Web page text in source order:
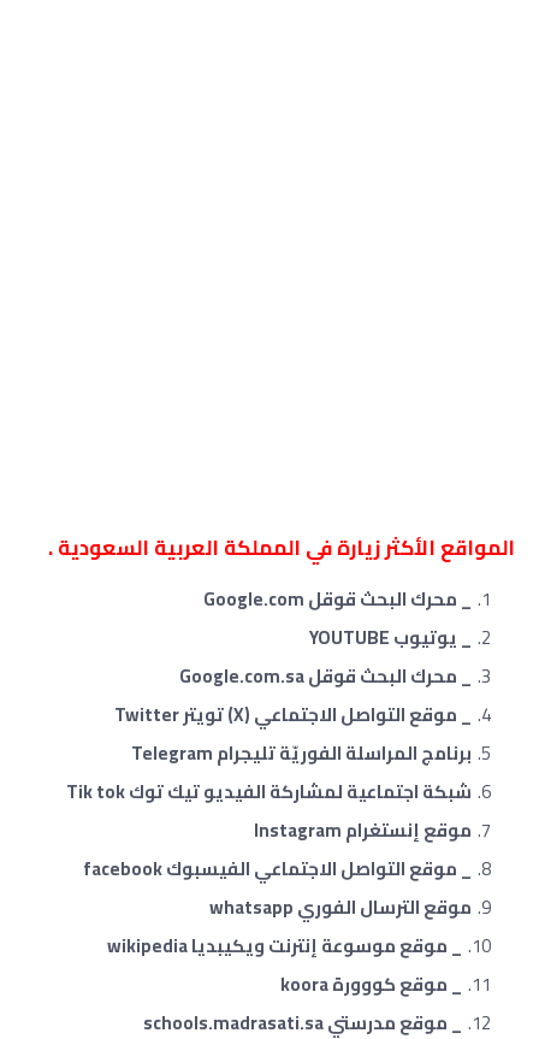
المواقع الأكثر زيارة في المملكة العربية السعودية .
_ محرك البحث قوقل Google.com
_ يوتيوب YOUTUBE
_ محرك البحث قوقل Google.com.sa
_ موقع التواصل الاجتماعي (X) تويتر Twitter
برنامج المراسلة الفوريّة تليجرام Telegram
شبكة اجتماعية لمشاركة الفيديو تيك توك Tik tok
موقع إنستغرام Instagram
_ موقع التواصل الاجتماعي الفيسبوك facebook
موقع الترسال الفوري whatsapp
_ موقع موسوعة إنترنت ويكيبديا wikipedia
_ موقع كووورة koora
_ موقع مدرستي schools.madrasati.sa